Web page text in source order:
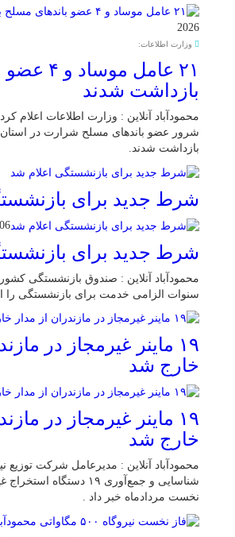
2026
وزارت اطلاعات:
۲۱ عامل
بازداشت شدند
شرور عضو باند‌های مسلح شرارت در
بازداشت شدند.
شرط جدید برای
06 آگوست 2026
شرط جدید برای
محمودآباد آنلاین : صندوق بازنشستگی
سنوات الزامی خدمت برای بازنشستگی را
۱۹ ماینر غیرمجاز در
خارج شد
۱۹ ماینر غیرمجاز در
خارج شد
محمودآباد آنلاین : مدیرعامل شرکت توزیع
شناسایی و جمع‌آوری ۱۹
نخست مردادماه خبر داد .